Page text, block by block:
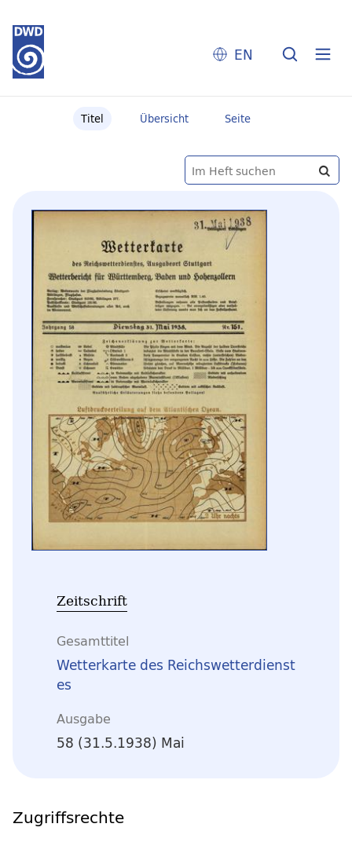
EN
Titel Übersicht Seite
Zeitschrift
Gesamttitel
Wetterkarte des Reichswetterdienst
es
Ausgabe
58 (31.5.1938) Mai
Zugriffsrechte